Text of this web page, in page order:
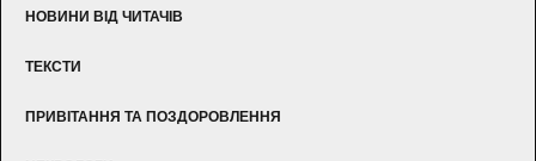
НОВИНИ ВІД ЧИТАЧІВ
ТЕКСТИ
ПРИВІТАННЯ ТА ПОЗДОРОВЛЕННЯ